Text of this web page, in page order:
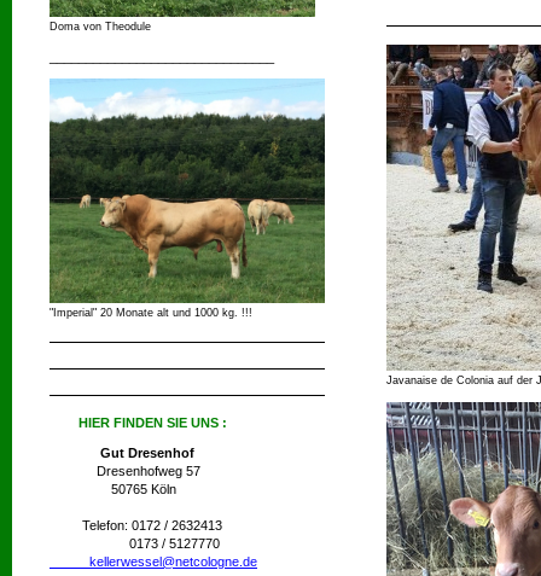
Doma von Theodule
"Imperial" 20 Monate alt und 1000 kg. !!!
HIER FINDEN SIE UNS :
Gut Dresenhof
Dresenhofweg 57
50765 Köln
Telefon: 0172 / 2632413
0173 / 5127770
kellerwessel@netcologne.de
Javanaise de Colonia auf der